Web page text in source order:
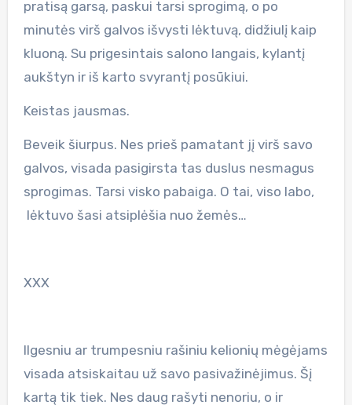
pratisą garsą, paskui tarsi sprogimą, o po
minutės virš galvos išvysti lėktuvą, didžiulį kaip
kluoną. Su prigesintais salono langais, kylantį
aukštyn ir iš karto svyrantį posūkiui.
Keistas jausmas.
Beveik šiurpus. Nes prieš pamatant jį virš savo
galvos, visada pasigirsta tas duslus nesmagus
sprogimas. Tarsi visko pabaiga. O tai, viso labo,
lėktuvo šasi atsiplėšia nuo žemės…
XXX
Ilgesniu ar trumpesniu rašiniu kelionių mėgėjams
visada atsiskaitau už savo pasivažinėjimus. Šį
kartą tik tiek. Nes daug rašyti nenoriu, o ir